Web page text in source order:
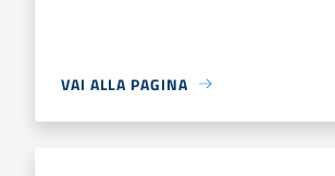
VAI ALLA PAGINA